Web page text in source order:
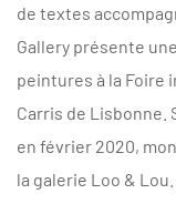
de textes
Gallery présente
peintures à la Foire
Carris de Lisbonne.
en février 2020,
la galerie Loo & Lou.